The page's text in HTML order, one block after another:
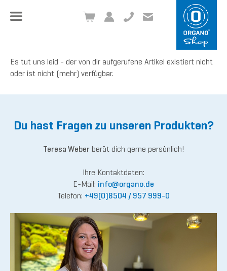
+49 8504 957999-0
ano.ch
Es tut uns leid - der von dir aufgerufene Artikel existiert nicht
oder ist nicht (mehr) verfügbar.
Du hast Fragen zu unseren Produkten?
Teresa Weber berät dich gerne persönlich!
Ihre Kontaktdaten:
E-Mail: info@organo.de
Telefon: +49(0)8504 / 957 999-0